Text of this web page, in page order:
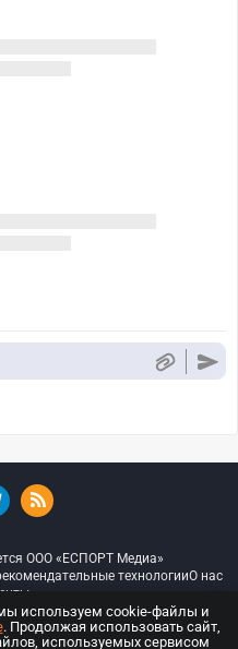
ООО «ЕСПОРТ Медиа»
технологииО нас
Все права защищены
используем cookie-файлы и
. Продолжая использовать сайт,
используемых сервисом